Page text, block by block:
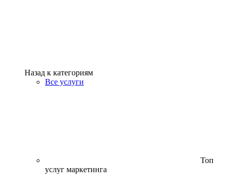
Назад к категориям
Все услуги
Топ
услуг маркетинга